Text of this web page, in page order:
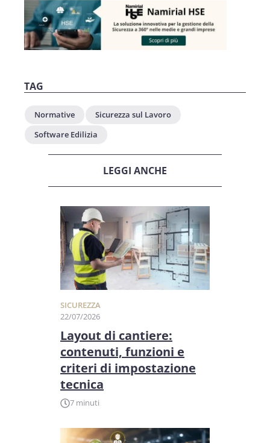
TAG
Normative
Sicurezza sul Lavoro
Software Edilizia
LEGGI ANCHE
SICUREZZA
22/07/2026
Layout di cantiere:
contenuti, funzioni e
criteri di impostazione
tecnica
7 minuti